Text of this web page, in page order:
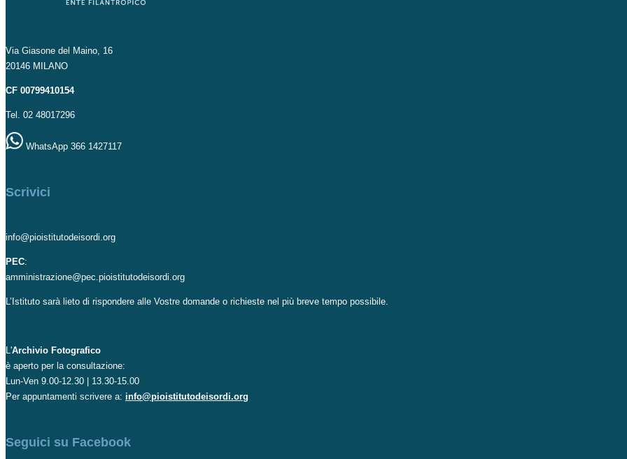
Via Giasone del Maino, 16
20146 MILANO
CF 00799410154
Tel. 02 48017296
WhatsApp 366 1427117
Scrivici
info@pioistitutodeisordi.org
PEC:
amministrazione@pec.pioistitutodeisordi.org
L’Istituto sarà lieto di rispondere alle Vostre domande o richieste nel più breve tempo possibile.
L'Archivio Fotografico
è aperto per la consultazione:
Lun-Ven 9.00-12.30 | 13.30-15.00
Per appuntamenti scrivere a: info@pioistitutodeisordi.org
Seguici su Facebook